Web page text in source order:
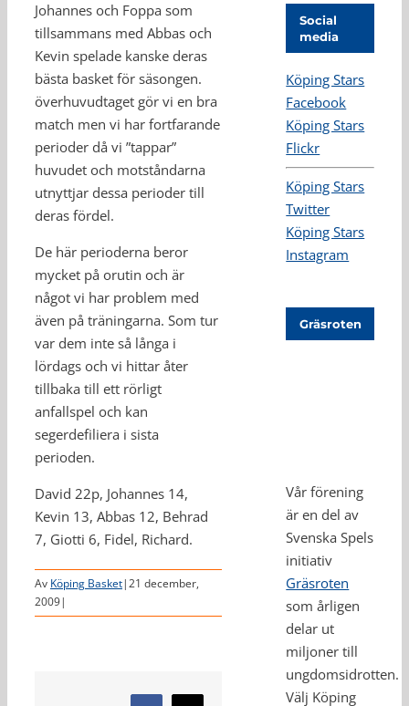
Johannes och Foppa som
tillsammans med Abbas och
Kevin spelade kanske deras
bästa basket för säsongen.
överhuvudtaget gör vi en bra
match men vi har fortfarande
perioder då vi ”tappar”
huvudet och motståndarna
utnyttjar dessa perioder till
deras fördel.
De här perioderna beror
mycket på orutin och är
något vi har problem med
även på träningarna. Som tur
var dem inte så långa i
lördags och vi hittar åter
tillbaka till ett rörligt
anfallspel och kan
segerdefiliera i sista
perioden.
David 22p, Johannes 14,
Kevin 13, Abbas 12, Behrad
7, Giotti 6, Fidel, Richard.
Av Köping Basket|21 december,
2009|
Social
media
Köping Stars
Facebook
Köping Stars
Flickr
Köping Stars
Twitter
Köping Stars
Instagram
Gräsroten
Vår förening
är en del av
Svenska Spels
initiativ
Gräsroten
som årligen
delar ut
miljoner till
ungdomsidrotten.
Välj Köping